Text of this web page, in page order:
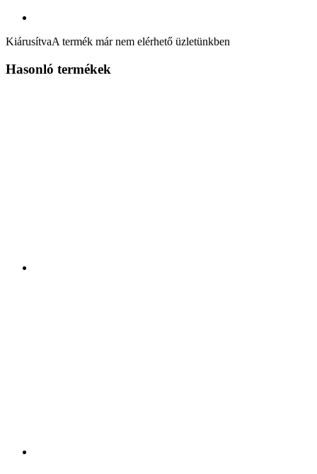
KiárusítvaA termék már nem elérhető üzletünkben
Hasonló termékek